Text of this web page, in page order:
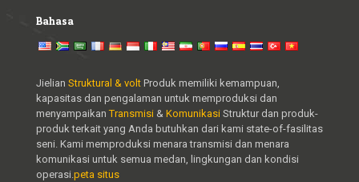
Bahasa
Jielian Struktural & volt Produk memiliki kemampuan,
kapasitas dan pengalaman untuk memproduksi dan
menyampaikanTransmisi & Komunikasi Struktur dan produk-
produk terkait yang Anda butuhkan dari kami state-of-fasilitas
seni. Kami memproduksi menara transmisi dan menara
komunikasi untuk semua medan, lingkungan dan kondisi
operasi.peta situs